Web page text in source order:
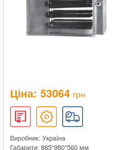
Ціна: 53064 грн
Виробник: Україна
Габарити: 885*980*560 мм